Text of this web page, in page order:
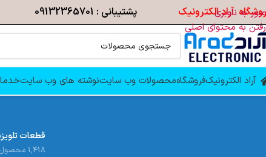
عبور به ناوبری
رفتن به محتوای اصلی
آراد الکترونیک پشتیبانی : 09132365701
آراد الکترونیکفروشگاهمحصولات وب سایتنوشته های وب سایت
قطعات
1,418 محصول